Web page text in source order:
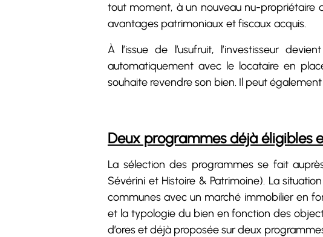
tout moment, à un nouveau nu-
avantages patrimoniaux et fiscaux acquis.
À l’issue de l’usufruit, l’investisseur
automatiquement avec le locataire en
souhaite revendre son bien. Il peut
Deux programmes déjà éligibles
La sélection des programmes se fait
Sévérini et Histoire & Patrimoine). La
communes avec un marché immobilier en
et la typologie du bien en fonction des
d’ores et déjà proposée sur deux